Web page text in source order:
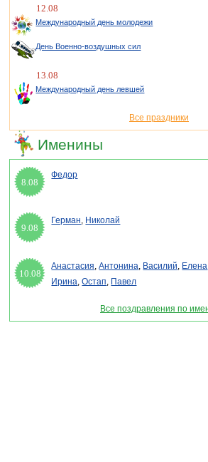
12.08
Международный день молодежи
День Военно-воздушных сил
13.08
Международный день левшей
Все праздники
Именины
8.08
Федор
9.08
Герман, Николай
10.08
Анастасия,Антонина, Василий, Елена
Ирина,Остап, Павел
Все поздравления по